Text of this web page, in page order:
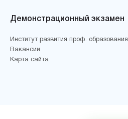
Демонстрационный экзамен
Институт развития проф. образования
Вакансии
Карта сайта